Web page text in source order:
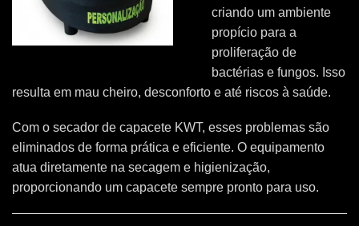
criando um ambiente
propício para a
proliferação de
bactérias e fungos. Isso
resulta em mau cheiro, desconforto e até riscos à saúde.
Com o secador de capacete KWT, esses problemas são
eliminados de forma prática e eficiente. O equipamento
atua diretamente na secagem e higienização,
proporcionando um capacete sempre pronto para uso.